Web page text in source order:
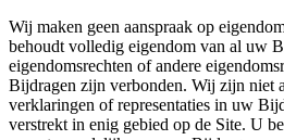
Wij maken geen aanspraak op
behoudt volledig eigendom van al uw
eigendomsrechten of andere
Bijdragen zijn verbonden. Wij zijn niet
verklaringen of representaties in uw
verstrekt in enig gebied op de Site. U